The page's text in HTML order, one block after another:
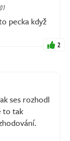
pecka když
2
ses rozhodl
to tak